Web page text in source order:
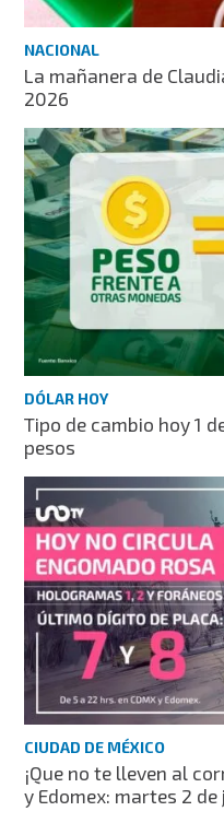
NACIONAL
La mañanera de
2026
DÓLAR HOY
Tipo de cambio hoy 1
pesos
CIUDAD DE MÉXICO
¡Que no te lleven al
y Edomex: martes 2